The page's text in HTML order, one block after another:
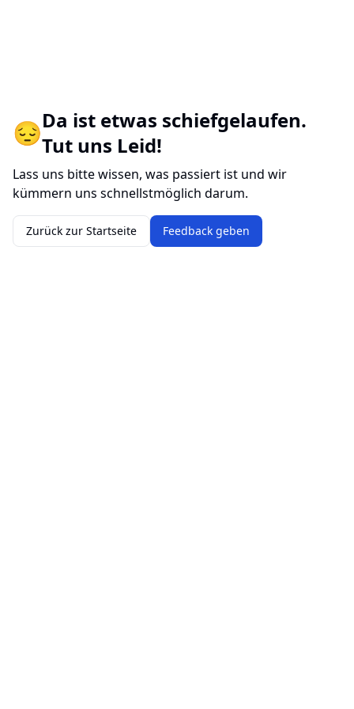
😔Da ist etwas schiefgelaufen.
Tut uns Leid!
Lass uns bitte wissen, was passiert ist und wir
kümmern uns schnellstmöglich darum.
Zurück zur Startseite Feedback geben